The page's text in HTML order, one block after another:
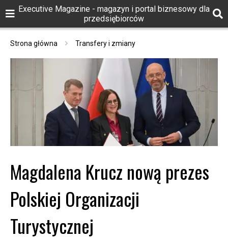
Executive Magazine - magazyn i portal biznesowy dla
przedsiębiorców
Strona główna Transfery i zmiany
Magdalena Krucz nową prezes
Polskiej Organizacji
Turystycznej